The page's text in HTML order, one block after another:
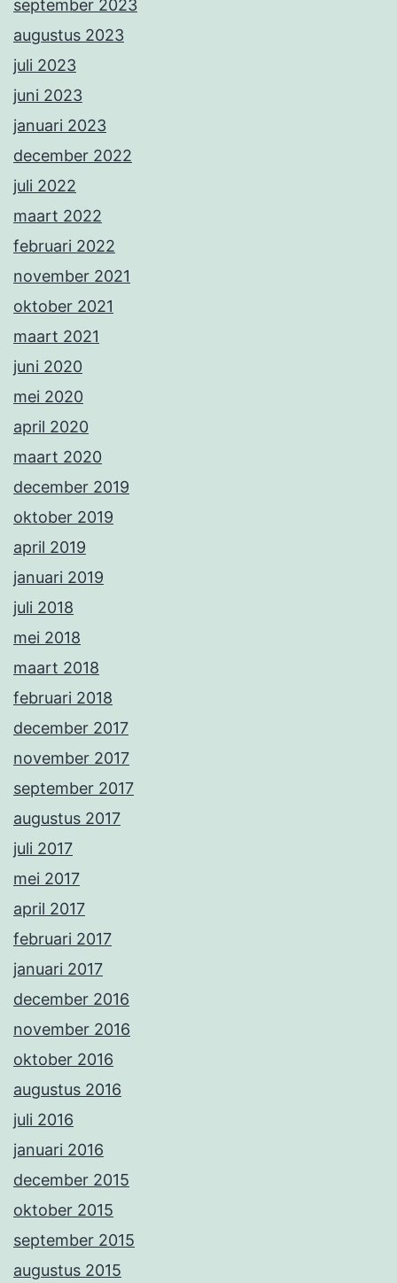
september 2023
augustus 2023
juli 2023
juni 2023
januari 2023
december 2022
juli 2022
maart 2022
februari 2022
november 2021
oktober 2021
maart 2021
juni 2020
mei 2020
april 2020
maart 2020
december 2019
oktober 2019
april 2019
januari 2019
juli 2018
mei 2018
maart 2018
februari 2018
december 2017
november 2017
september 2017
augustus 2017
juli 2017
mei 2017
april 2017
februari 2017
januari 2017
december 2016
november 2016
oktober 2016
augustus 2016
juli 2016
januari 2016
december 2015
oktober 2015
september 2015
augustus 2015